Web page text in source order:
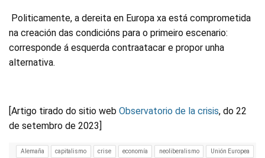
Politicamente, a dereita en Europa xa está comprometida
na creación das condicións para o primeiro escenario:
corresponde á esquerda contraatacar e propor unha
alternativa.
[Artigo tirado do sitio web Observatorio de la crisis, do 22
de setembro de 2023]
Alemaña capitalismo crise economía neoliberalismo Unión Europea